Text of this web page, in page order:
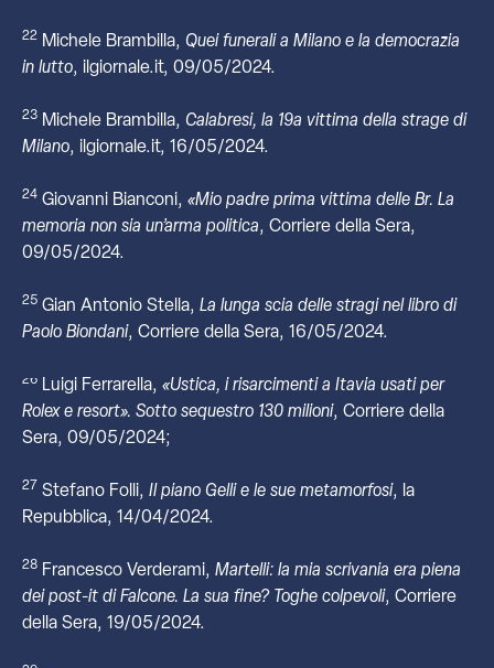
22 Michele Brambilla, Quei funerali a Milano e la democrazia
in lutto, ilgiornale.it, 09/05/2024.
23 Michele Brambilla, Calabresi, la 19a vittima della strage di
Milano, ilgiornale.it, 16/05/2024.
24 Giovanni Bianconi, «Mio padre prima vittima delle Br. La
memoria non sia un’arma politica, Corriere della Sera,
09/05/2024.
25 Gian Antonio Stella, La lunga scia delle stragi nel libro di
Paolo Biondani, Corriere della Sera, 16/05/2024.
26 Luigi Ferrarella, «Ustica, i risarcimenti a Itavia usati per
Rolex e resort». Sotto sequestro 130 milioni, Corriere della
Sera, 09/05/2024;
27 Stefano Folli, Il piano Gelli e le sue metamorfosi, la
Repubblica, 14/04/2024.
28 Francesco Verderami, Martelli: la mia scrivania era piena
dei post-it di Falcone. La sua fine? Toghe colpevoli, Corriere
della Sera, 19/05/2024.